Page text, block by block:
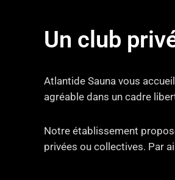
Un club
Atlantide Sauna vous
agréable dans un cadre
Notre établissement
privées ou collectives. Par